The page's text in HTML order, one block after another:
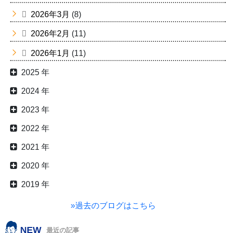
2026年3月 (8)
2026年2月 (11)
2026年1月 (11)
2025 年
2024 年
2023 年
2022 年
2021 年
2020 年
2019 年
»過去のブログはこちら
NEW 最近の記事